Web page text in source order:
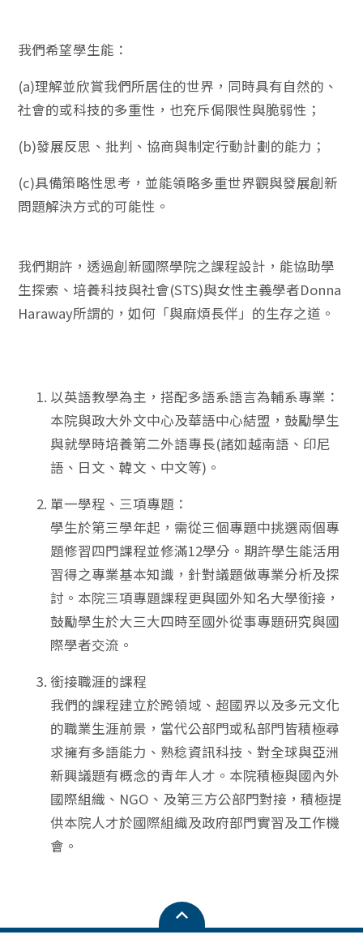
我們希望學生能：
(a)理解並欣賞我們所居住的世界，同時具有自然的、
社會的或科技的多重性，也充斥侷限性與脆弱性；
(b)發展反思、批判、協商與制定行動計劃的能力；
(c)具備策略性思考，並能領略多重世界觀與發展創新
問題解決方式的可能性。
我們期許，透過創新國際學院之課程設計，能協助學
生探索、培養科技與社會(STS)與女性主義學者Donna
Haraway所謂的，如何「與麻煩長伴」的生存之道。
以英語教學為主，搭配多語系語言為輔系專業：
本院與政大外文中心及華語中心結盟，鼓勵學生
與就學時培養第二外語專長(諸如越南語、印尼
語、日文、韓文、中文等)。
單一學程、三項專題：
學生於第三學年起，需從三個專題中挑選兩個專
題修習四門課程並修滿12學分。期許學生能活用
習得之專業基本知識，針對議題做專業分析及探
討。本院三項專題課程更與國外知名大學銜接，
鼓勵學生於大三大四時至國外從事專題研究與國
際學者交流。
銜接職涯的課程
我們的課程建立於跨領域、超國界以及多元文化
的職業生涯前景，當代公部門或私部門皆積極尋
求擁有多語能力、熟稔資訊科技、對全球與亞洲
新興議題有概念的青年人才。本院積極與國內外
國際組織、NGO、及第三方公部門對接，積極提
供本院人才於國際組織及政府部門實習及工作機
會。